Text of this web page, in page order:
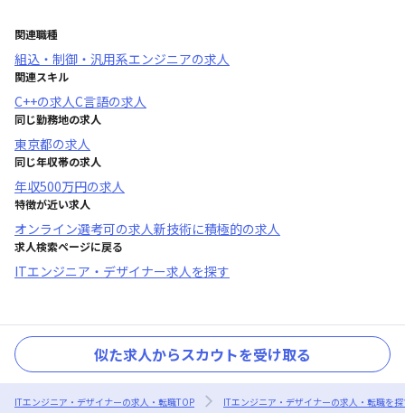
関連職種
組込・制御・汎用系エンジニアの求人
関連スキル
C++の求人C言語の求人
同じ勤務地の求人
東京都の求人
同じ年収帯の求人
年収500万円の求人
特徴が近い求人
オンライン選考可の求人新技術に積極的の求人
求人検索ページに戻る
ITエンジニア・デザイナー求人を探す
似た求人からスカウトを受け取る
ITエンジニア・デザイナーの求人・転職TOP ITエンジニア・デザイナーの求人・転職を